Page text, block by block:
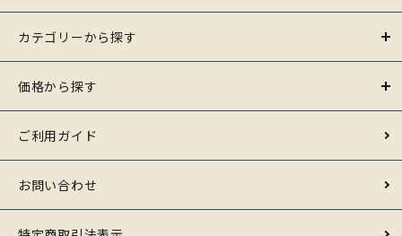
カテゴリーから探す
価格から探す
ご利用ガイド
お問い合わせ